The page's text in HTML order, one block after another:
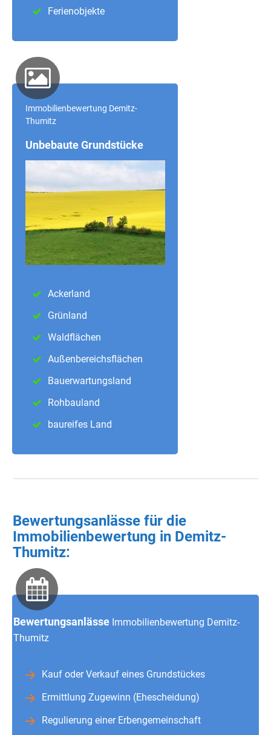
Ferienobjekte
Immobilienbewertung Demitz-
Thumitz
Unbebaute Grundstücke
Ackerland
Grünland
Waldflächen
Außenbereichsflächen
Bauerwartungsland
Rohbauland
baureifes Land
Bewertungsanlässe für die
Immobilienbewertung in Demitz-
Thumitz:
Bewertungsanlässe Immobilienbewertung Demitz-
Thumitz
Kauf oder Verkauf eines Grundstückes
Ermittlung Zugewinn (Ehescheidung)
Regulierung einer Erbengemeinschaft